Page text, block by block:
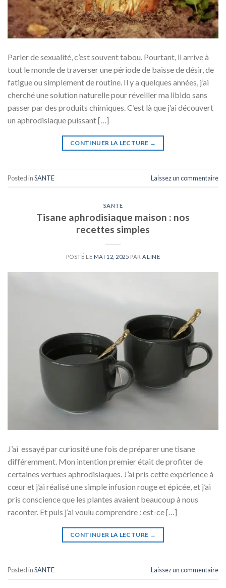
Parler de sexualité, c’est souvent tabou. Pourtant, il arrive à
tout le monde de traverser une période de baisse de désir, de
fatigue ou simplement de routine. Il y a quelques années, j’ai
cherché une solution naturelle pour réveiller ma libido sans
passer par des produits chimiques. C’est là que j’ai découvert
un aphrodisiaque puissant […]
CONTINUER LA LECTURE →
Posted inSANTE Laissez un commentaire
SANTE
Tisane aphrodisiaque maison : nos
recettes simples
POSTÉ LE MAI 12, 2025 PARALINE
J’ai essayé par curiosité une fois de préparer une tisane
différemment. Mon intention premier était de profiter de
certaines vertues aphrodisiaques. J’ai pris cette expérience à
cœur et j’ai réalisé une simple infusion rouge et épicée, et j’ai
pris conscience que les plantes avaient beaucoup à nous
raconter. Et puis j’ai voulu comprendre : est-ce […]
CONTINUER LA LECTURE →
Posted inSANTE Laissez un commentaire